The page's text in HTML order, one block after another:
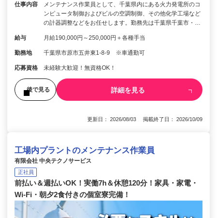
仕事内容
メンテナンス作業員として、千葉県内にある火力発電所のコ
ンピュータ制御およびビルの空調制御、その他化学工場など
の計器調整などをお任せします。勤務先は千葉県千葉市・…
給与 月給190,000円～250,000円＋各種手当
勤務地 千葉県市原市五井東1-8-9 ※車通勤可
応募資格 未経験大歓迎！無資格OK！
後で見る 詳細を見る
更新日： 2026/08/03 掲載終了日： 2026/10/09
工場内プラントのメンテナンス作業員
有限会社 中央テクノサービス
正社員
前払い＆週払いOK！実働7h＆休憩120分！家具・家電・
Wi-Fi・朝夕2食付きの個室寮完備！